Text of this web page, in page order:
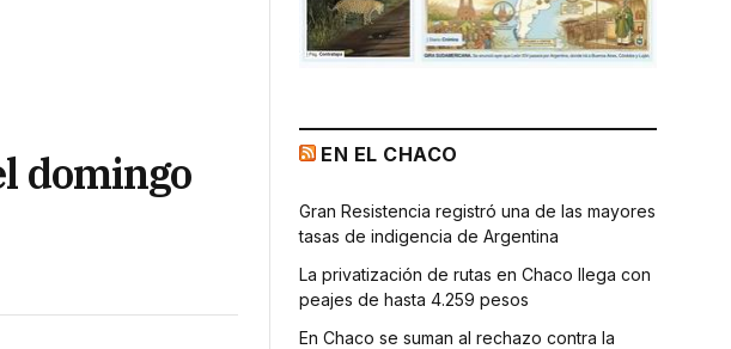
domingo
EN EL CHACO
Gran Resistencia registró una de las mayores
tasas de indigencia de Argentina
La privatización de rutas en Chaco llega con
peajes de hasta 4.259 pesos
En Chaco se suman al rechazo contra la